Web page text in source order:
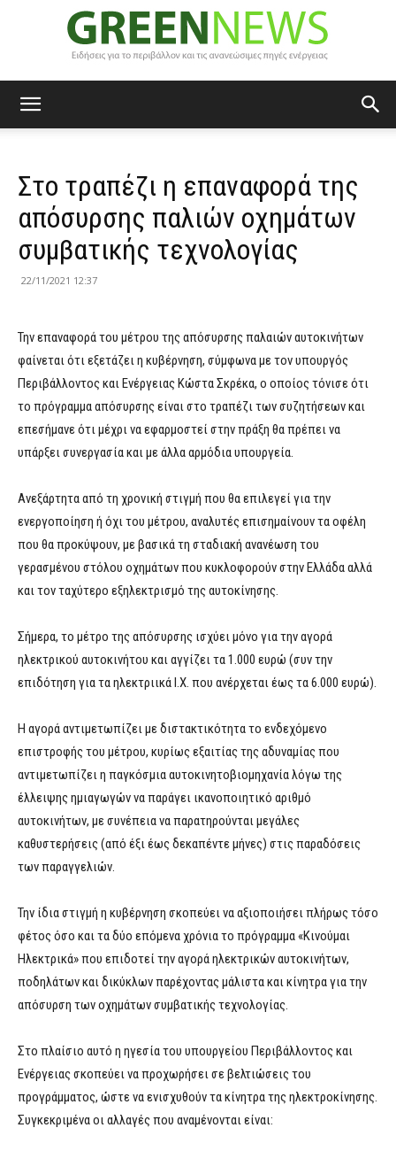
News
Στο τραπέζι η επαναφορά της
απόσυρσης παλιών οχημάτων
συμβατικής τεχνολογίας
22/11/2021 12:37
Την επαναφορά του μέτρου της απόσυρσης παλαιών αυτοκινήτων
φαίνεται ότι εξετάζει η κυβέρνηση, σύμφωνα με τον υπουργός
Περιβάλλοντος και Ενέργειας Κώστα Σκρέκα, ο οποίος τόνισε ότι
το πρόγραμμα απόσυρσης είναι στο τραπέζι των συζητήσεων και
επεσήμανε ότι μέχρι να εφαρμοστεί στην πράξη θα πρέπει να
υπάρξει συνεργασία και με άλλα αρμόδια υπουργεία.
Ανεξάρτητα από τη χρονική στιγμή που θα επιλεγεί για την
ενεργοποίηση ή όχι του μέτρου, αναλυτές επισημαίνουν τα οφέλη
που θα προκύψουν, με βασικά τη σταδιακή ανανέωση του
γερασμένου στόλου οχημάτων που κυκλοφορούν στην Ελλάδα αλλά
και τον ταχύτερο εξηλεκτρισμό της αυτοκίνησης.
Σήμερα, το μέτρο της απόσυρσης ισχύει μόνο για την αγορά
ηλεκτρικού αυτοκινήτου και αγγίζει τα 1.000 ευρώ (συν την
επιδότηση για τα ηλεκτριικά Ι.Χ. που ανέρχεται έως τα 6.000 ευρώ).
Η αγορά αντιμετωπίζει με διστακτικότητα το ενδεχόμενο
επιστροφής του μέτρου, κυρίως εξαιτίας της αδυναμίας που
αντιμετωπίζει η παγκόσμια αυτοκινητοβιομηχανία λόγω της
έλλειψης ημιαγωγών να παράγει ικανοποιητικό αριθμό
αυτοκινήτων, με συνέπεια να παρατηρούνται μεγάλες
καθυστερήσεις (από έξι έως δεκαπέντε μήνες) στις παραδόσεις
των παραγγελιών.
Την ίδια στιγμή η κυβέρνηση σκοπεύει να αξιοποιήσει πλήρως τόσο
φέτος όσο και τα δύο επόμενα χρόνια το πρόγραμμα «Κινούμαι
Ηλεκτρικά» που επιδοτεί την αγορά ηλεκτρικών αυτοκινήτων,
ποδηλάτων και δικύκλων παρέχοντας μάλιστα και κίνητρα για την
απόσυρση των οχημάτων συμβατικής τεχνολογίας.
Στο πλαίσιο αυτό η ηγεσία του υπουργείου Περιβάλλοντος και
Ενέργειας σκοπεύει να προχωρήσει σε βελτιώσεις του
προγράμματος, ώστε να ενισχυθούν τα κίνητρα της ηλεκτροκίνησης.
Συγκεκριμένα οι αλλαγές που αναμένονται είναι: